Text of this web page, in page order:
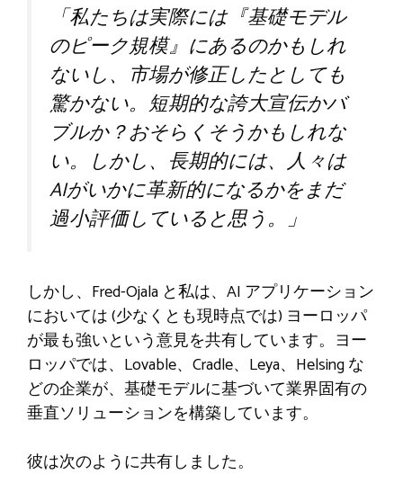
「私たちは実際には『基礎モデル
のピーク規模』にあるのかもしれ
ないし、市場が修正したとしても
驚かない。短期的な誇大宣伝かバ
ブルか？おそらくそうかもしれな
い。しかし、長期的には、人々は
AIがいかに革新的になるかをまだ
過小評価していると思う。」
しかし、Fred-Ojala と私は、AI アプリケーション
においては (少なくとも現時点では) ヨーロッパ
が最も強いという意見を共有しています。ヨー
ロッパでは、Lovable、Cradle、Leya、Helsing な
どの企業が、基礎モデルに基づいて業界固有の
垂直ソリューションを構築しています。
彼は次のように共有しました。